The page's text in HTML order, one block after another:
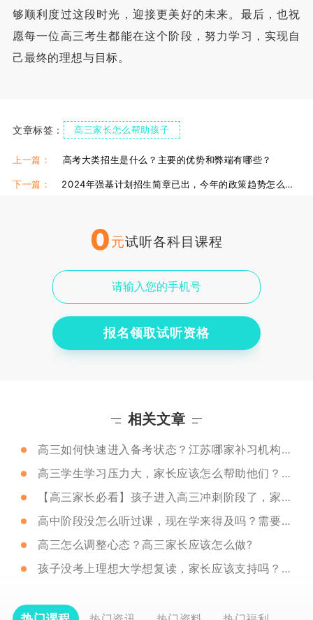
够顺利度过这段时光，迎接更美好的未来。最后，也祝
愿每一位高三考生都能在这个阶段，努力学习，实现自
己最终的理想与目标。
文章标签： 高三家长怎么帮助孩子
高三怎么调整备考心态 高三心态调整
上一篇： 高考大类招生是什么？主要的优势和弊端有哪些？
下一篇： 2024年强基计划招生简章已出，今年的政策趋势怎么样？
0元试听各科目课程
报名领取试听资格
相关文章
高三如何快速进入备考状态？江苏哪家补习机构靠谱？
高三学生学习压力大，家长应该怎么帮助他们？能送去补习学校吗？
【高三家长必看】孩子进入高三冲刺阶段了，家长还能做些什么？
高中阶段没怎么听过课，现在学来得及吗？需要找补习学校吗？
高三怎么调整心态？高三家长应该怎么做?
孩子没考上理想大学想复读，家长应该支持吗？家长还能做什么？